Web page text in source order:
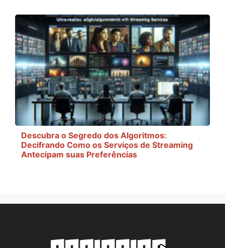
Descubra o Segredo dos Algoritmos:
Decifrando Como os Serviços de Streaming
Antecipam suas Preferências